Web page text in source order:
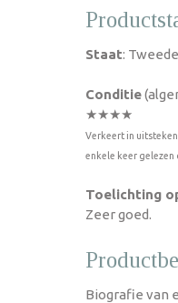
Staat:
Conditie
★★★★
Verkeert in
enkele keer gelezen
Toelichting
Zeer goed.
Biografie van